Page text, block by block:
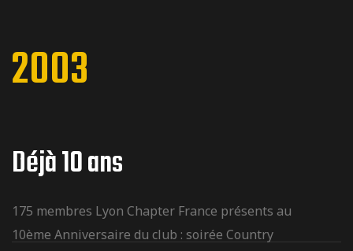
2003
Déjà 10 ans
175 membres Lyon Chapter France présents au
10ème Anniversaire du club : soirée Country